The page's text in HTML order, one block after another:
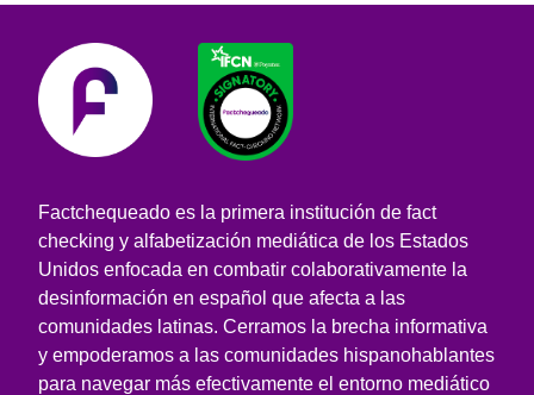
Factchequeado es la primera institución de fact
checking y alfabetización mediática de los Estados
Unidos enfocada en combatir colaborativamente la
desinformación en español que afecta a las
comunidades latinas. Cerramos la brecha informativa
y empoderamos a las comunidades hispanohablantes
para navegar más efectivamente el entorno mediático